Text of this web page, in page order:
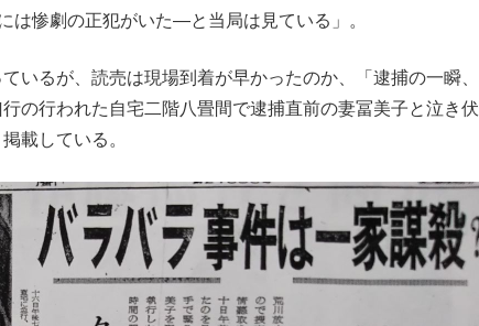
は惨劇の正犯がいた―と当局は見ている」。
いるが、読売は現場到着が早かったのか、「逮捕の一瞬、
の行われた自宅二階八畳間で逮捕直前の妻冨美子と泣き伏
載している。